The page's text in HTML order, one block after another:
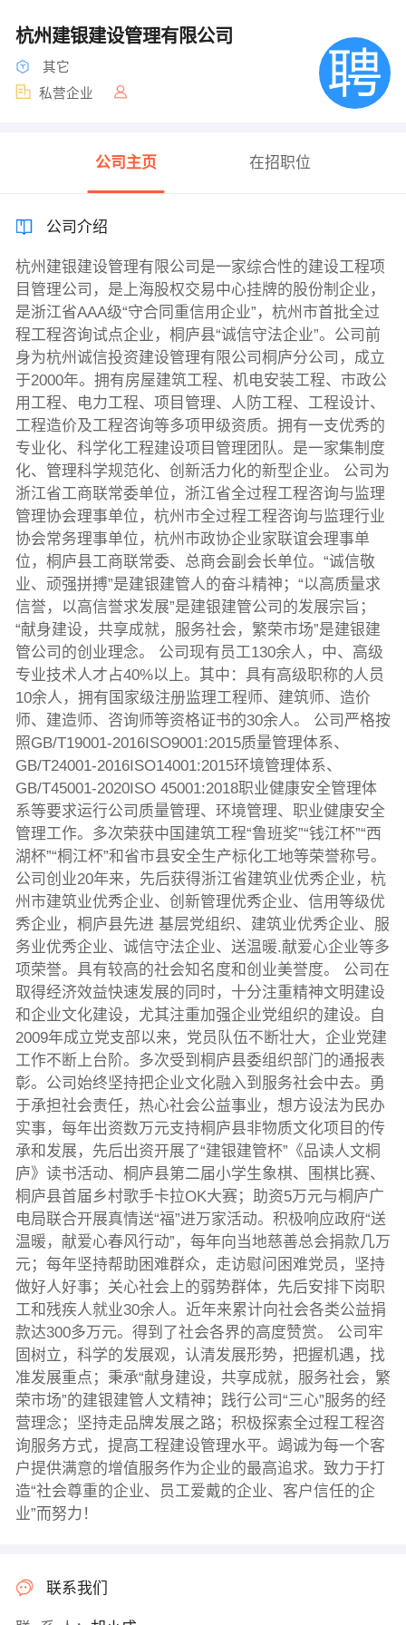
杭州建银建设管理有限公司
其它
私营企业
公司主页 在招职位
公司介绍
杭州建银建设管理有限公司是一家综合性的建设工程项
目管理公司，是上海股权交易中心挂牌的股份制企业，
是浙江省AAA级“守合同重信用企业”，杭州市首批全过
程工程咨询试点企业，桐庐县“诚信守法企业”。公司前
身为杭州诚信投资建设管理有限公司桐庐分公司，成立
于2000年。拥有房屋建筑工程、机电安装工程、市政公
用工程、电力工程、项目管理、人防工程、工程设计、
工程造价及工程咨询等多项甲级资质。拥有一支优秀的
专业化、科学化工程建设项目管理团队。是一家集制度
化、管理科学规范化、创新活力化的新型企业。 公司为
浙江省工商联常委单位，浙江省全过程工程咨询与监理
管理协会理事单位，杭州市全过程工程咨询与监理行业
协会常务理事单位，杭州市政协企业家联谊会理事单
位，桐庐县工商联常委、总商会副会长单位。“诚信敬
业、顽强拼搏”是建银建管人的奋斗精神；“以高质量求
信誉，以高信誉求发展”是建银建管公司的发展宗旨；
“献身建设，共享成就，服务社会，繁荣市场”是建银建
管公司的创业理念。 公司现有员工130余人，中、高级
专业技术人才占40%以上。其中：具有高级职称的人员
10余人，拥有国家级注册监理工程师、建筑师、造价
师、建造师、咨询师等资格证书的30余人。 公司严格按
照GB/T19001-2016ISO9001:2015质量管理体系、
GB/T24001-2016ISO14001:2015环境管理体系、
GB/T45001-2020ISO 45001:2018职业健康安全管理体
系等要求运行公司质量管理、环境管理、职业健康安全
管理工作。多次荣获中国建筑工程“鲁班奖”“钱江杯”“西
湖杯”“桐江杯”和省市县安全生产标化工地等荣誉称号。
公司创业20年来，先后获得浙江省建筑业优秀企业，杭
州市建筑业优秀企业、创新管理优秀企业、信用等级优
秀企业，桐庐县先进 基层党组织、建筑业优秀企业、服
务业优秀企业、诚信守法企业、送温暖.献爱心企业等多
项荣誉。具有较高的社会知名度和创业美誉度。 公司在
取得经济效益快速发展的同时，十分注重精神文明建设
和企业文化建设，尤其注重加强企业党组织的建设。自
2009年成立党支部以来，党员队伍不断壮大，企业党建
工作不断上台阶。多次受到桐庐县委组织部门的通报表
彰。公司始终坚持把企业文化融入到服务社会中去。勇
于承担社会责任，热心社会公益事业，想方设法为民办
实事，每年出资数万元支持桐庐县非物质文化项目的传
承和发展，先后出资开展了“建银建管杯”《品读人文桐
庐》读书活动、桐庐县第二届小学生象棋、围棋比赛、
桐庐县首届乡村歌手卡拉OK大赛；助资5万元与桐庐广
电局联合开展真情送“福”进万家活动。积极响应政府“送
温暖，献爱心春风行动”，每年向当地慈善总会捐款几万
元；每年坚持帮助困难群众，走访慰问困难党员，坚持
做好人好事；关心社会上的弱势群体，先后安排下岗职
工和残疾人就业30余人。近年来累计向社会各类公益捐
款达300多万元。得到了社会各界的高度赞赏。 公司牢
固树立，科学的发展观，认清发展形势，把握机遇，找
准发展重点；秉承“献身建设，共享成就，服务社会，繁
荣市场”的建银建管人文精神；践行公司“三心”服务的经
营理念；坚持走品牌发展之路；积极探索全过程工程咨
询服务方式，提高工程建设管理水平。竭诚为每一个客
户提供满意的增值服务作为企业的最高追求。致力于打
造“社会尊重的企业、员工爱戴的企业、客户信任的企
业”而努力！
联系我们